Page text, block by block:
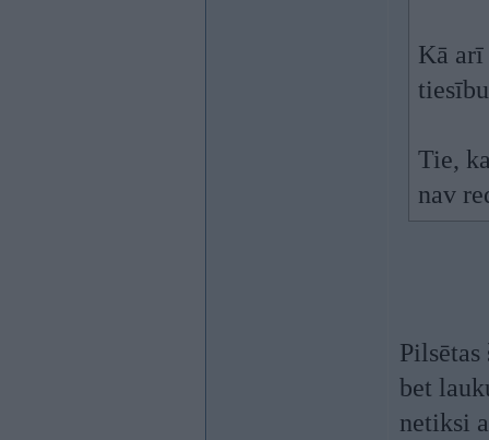
Kā arī
Tie,
nav
bet
netiksi